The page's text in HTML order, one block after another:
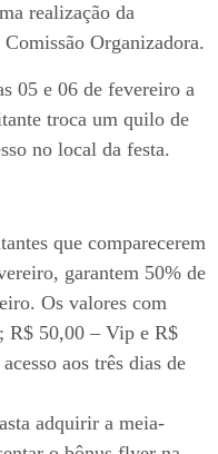
realização da
Organizadora.
05 e 06 de fevereiro a
troca um quilo de
no local da festa.
que comparecerem
garantem 50% de
Os valores com
R$ 50,00 – Vip e R$
aos três dias de
adquirir a meia-